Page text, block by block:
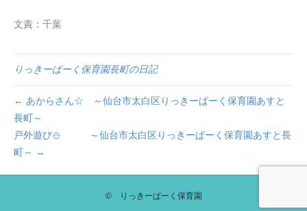
文責：千葉
りっきーぱーく保育園長町の日記
← あからさん☆ ～仙台市太白区りっきーぱーく保育園あすと
長町～
戸外遊び⛄ ～仙台市太白区りっきーぱーく保育園あすと長
町～ →
© りっきーぱーく保育園